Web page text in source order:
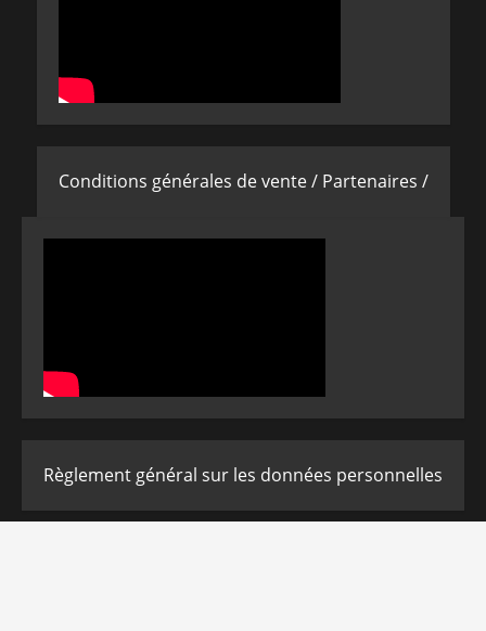
Conditions générales de vente / Partenaires /
Règlement général sur les données personnelles